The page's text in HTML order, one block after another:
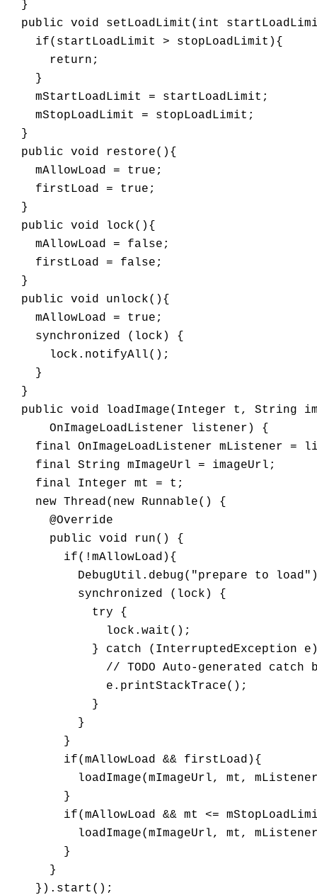
  }
public void setLoadLimit(int
    if(startLoadLimit > stopLoadLimit){
      return;
    }
    mStartLoadLimit = startLoadLimit;
    mStopLoadLimit = stopLoadLimit;
  }
  public void restore(){
    mAllowLoad = true;
    firstLoad = true;
  }
  public void lock(){
    mAllowLoad = false;
    firstLoad = false;
  }
  public void unlock(){
    mAllowLoad = true;
    synchronized (lock) {
      lock.notifyAll();
    }
  }
public void loadImage(Integer t, String
      OnImageLoadListener listener) {
final OnImageLoadListener mListener =
    final String mImageUrl = imageUrl;
    final Integer mt = t;
    new Thread(new Runnable() {
      @Override
      public void run() {
        if(!mAllowLoad){
DebugUtil.debug("prepare to
          synchronized (lock) {
            try {
              lock.wait();
} catch (InterruptedException
// TODO Auto-generated catch
              e.printStackTrace();
            }
          }
        }
        if(mAllowLoad && firstLoad){
loadImage(mImageUrl, mt,
        }
if(mAllowLoad && mt <=
loadImage(mImageUrl, mt,
        }
      }
    }).start();